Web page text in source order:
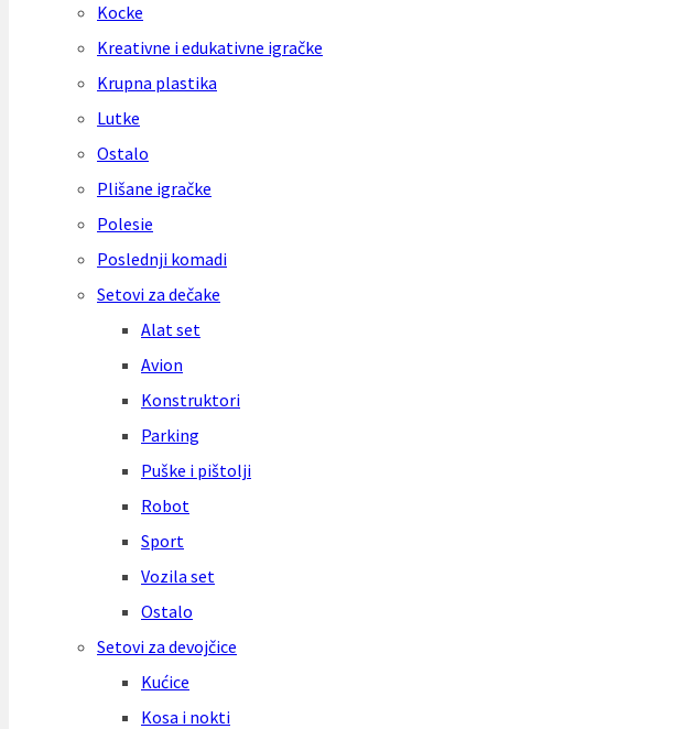
Kocke
Kreativne i edukativne igračke
Krupna plastika
Lutke
Ostalo
Plišane igračke
Polesie
Poslednji komadi
Setovi za dečake
Alat set
Avion
Konstruktori
Parking
Puške i pištolji
Robot
Sport
Vozila set
Ostalo
Setovi za devojčice
Kućice
Kosa i nokti